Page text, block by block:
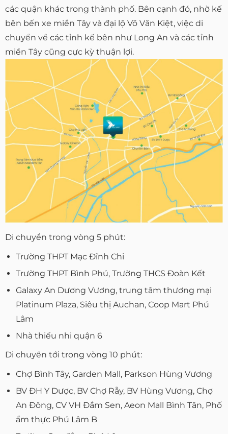
các quận khác trong thành phố. Bên cạnh đó, nhờ kế
bên bến xe miền Tây và đại lộ Võ Văn Kiệt, việc di
chuyển về các tỉnh kế bên như Long An và các tỉnh
miền Tây cũng cực kỳ thuận lợi.
Di chuyển trong vòng 5 phút:
Trường THPT Mạc Đĩnh Chi
Trường THPT Bình Phú, Trường THCS Đoàn Kết
Galaxy An Dương Vương, trung tâm thương mại
Platinum Plaza, Siêu thị Auchan, Coop Mart Phú
Lâm
Nhà thiếu nhi quận 6
Di chuyển tới trong vòng 10 phút:
Chợ Bình Tây, Garden Mall, Parkson Hùng Vương
BV ĐH Y Dược, BV Chợ Rẫy, BV Hùng Vương, Chợ
An Đông, CV VH Đầm Sen, Aeon Mall Bình Tân, Phố
ẩm thực Phú Lâm B